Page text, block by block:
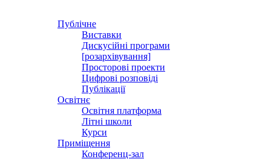
Публічне
Виставки
Дискусійні програми
[розархівування]
Просторові проекти
Цифрові розповіді
Публікації
Освітнє
Освітня платформа
Літні школи
Курси
Приміщення
Конференц-зал